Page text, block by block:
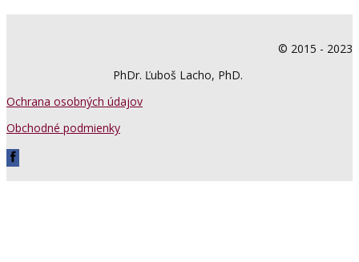
© 2015 - 2023
PhDr. Ľuboš Lacho, PhD.
Ochrana osobných údajov
Obchodné podmienky